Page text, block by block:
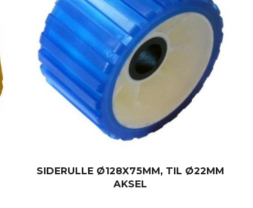
SIDERULLE Ø128X75MM, TIL Ø22MM
AKSEL